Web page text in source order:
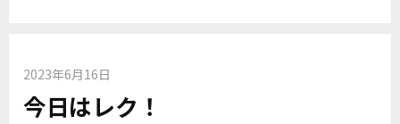
2023年6月16日
今日はレク！